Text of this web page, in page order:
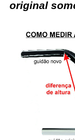
original